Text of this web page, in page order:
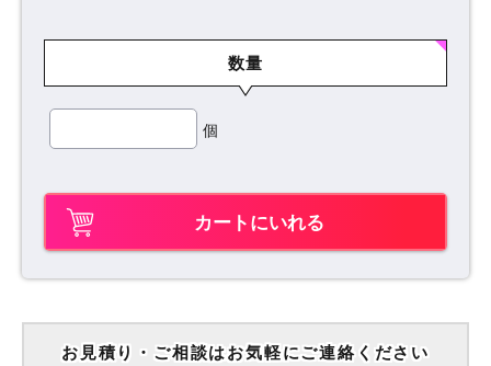
数量
個
お見積り・ご相談はお気軽にご連絡ください